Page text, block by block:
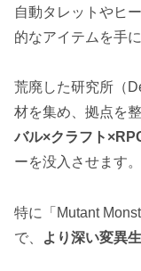
自動タレットやヒ
的なアイテムを手
荒廃した研究所（
材を集め、拠点を
バル×クラフト
ーを没入させます。
特に「Mutant
で、
より深い変異